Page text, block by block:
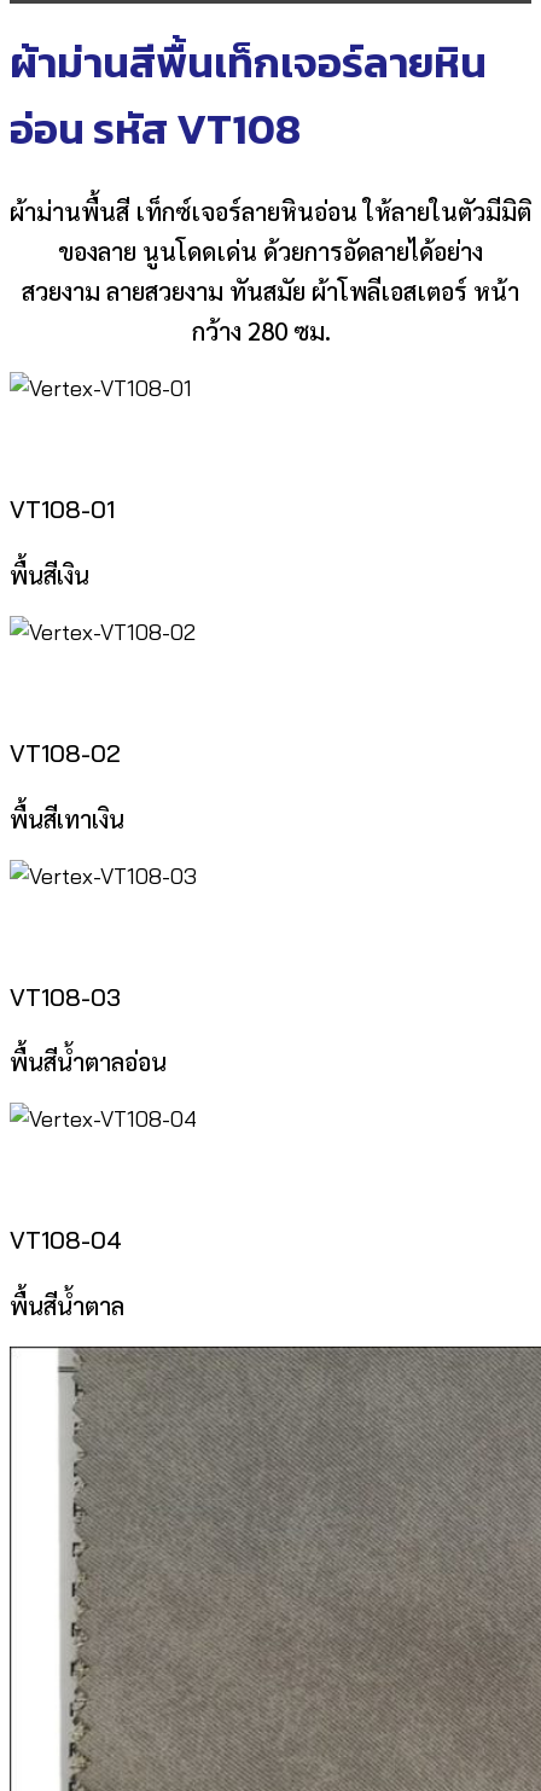
ผ้าม่านสีพื้นเท็กเจอร์ลายหิน
อ่อน รหัส VT108
ผ้าม่านพื้นสี เท็กซ์เจอร์ลายหินอ่อน ให้ลายในตัวมีมิติ
ของลาย นูนโดดเด่น ด้วยการอัดลายได้อย่าง
สวยงาม ลายสวยงาม ทันสมัย ผ้าโพลีเอสเตอร์ หน้า
กว้าง 280 ซม.
VT108-01
พื้นสีเงิน
VT108-02
พื้นสีเทาเงิน
VT108-03
พื้นสีน้ำตาลอ่อน
VT108-04
พื้นสีน้ำตาล